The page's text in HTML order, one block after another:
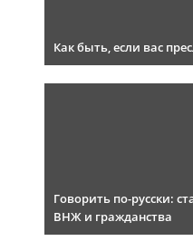
Как быть, если вас
Говорить по-русски:
ВНЖ и гражданства